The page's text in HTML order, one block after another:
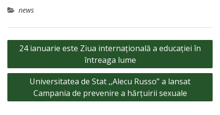
news
Navigare
articole
24 ianuarie este Ziua internațională a educației în
întreaga lume
Universitatea de Stat ,,Alecu Russo” a lansat
Campania de prevenire a hărțuirii sexuale